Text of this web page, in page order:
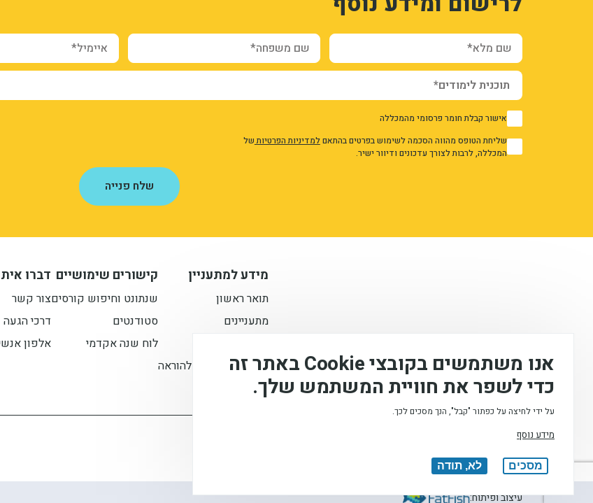
שם מלא* שם משפחה* איימיל*
1 אישור קבלת חומר פרסומי מהמכללה
1
אני מאשר/ת את מדיניות הפרטיות
שליחת הטופס מהווה הסכמה לשימוש בפרטים בהתאםלמדיניות הפרטיותשל
המכללה, לרבות לצורך עדכונים ודיוור ישיר.
שלח פנייה
מידע למתעניין
תואר ראשון
מתעניינים
הסבת אקדמאים להוראה
קישורים שימושיים
שנתונט וחיפוש קורסים
סטודנטים
לוח שנה אקדמי
דברו
צור קשר
דרכי הגעה
אלפון
עיצוב ופיתוח:
אנו משתמשים בקובצי Cookie באתר זה
כדי לשפר את חוויית המשתמש שלך.
על ידי לחיצה על כפתור "קבל", הנך מסכים לכך.
מידע נוסף
מסכים לא, תודה